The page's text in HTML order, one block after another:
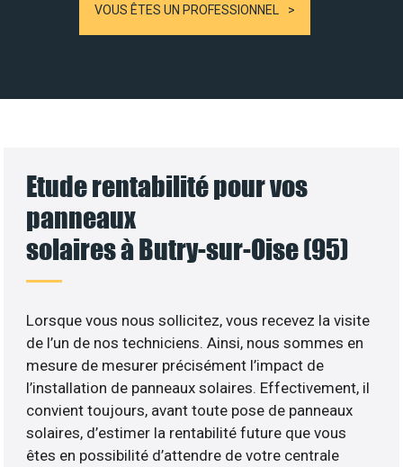
VOUS ÊTES UN PROFESSIONNEL
Etude rentabilité pour vos
panneaux
solaires à Butry-sur-Oise (95)
Lorsque vous nous sollicitez, vous recevez la visite
de l’un de nos techniciens. Ainsi, nous sommes en
mesure de mesurer précisément l’impact de
l’installation de panneaux solaires. Effectivement, il
convient toujours, avant toute pose de panneaux
solaires, d’estimer la rentabilité future que vous
êtes en possibilité d’attendre de votre centrale